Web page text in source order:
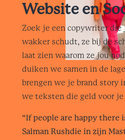
Website en
Zoek je een copywriter die
wakker schudt, ze bij de
laat zien waarom ze jou
duiken we samen in de
brengen we je brand story
we teksten die geld voor je
“If people are happy there
Salman Rushdie in zijn